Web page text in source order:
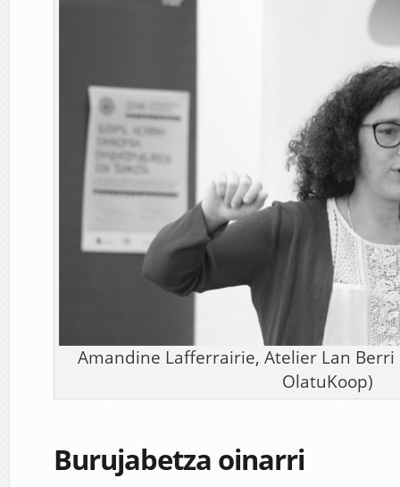
Amandine Lafferrairie, Atelier Lan
OlatuKoop)
Burujabetza oinarri